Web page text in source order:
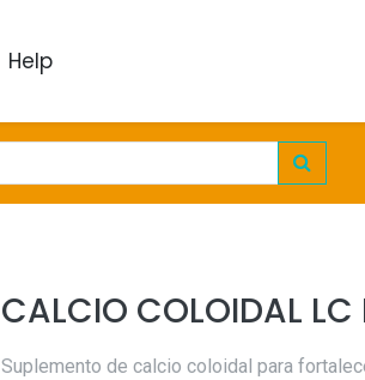
Help
CALCIO COLOIDAL LC
Suplemento de calcio coloidal para